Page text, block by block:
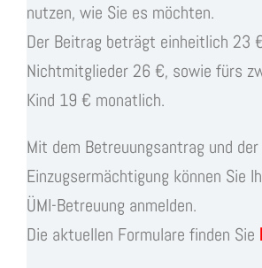
nutzen, wie Sie es möchten.
Der Beitrag beträgt einheitlich 23
Nichtmitglieder 26 €, sowie fürs
Kind 19 € monatlich.
Mit dem Betreuungsantrag und der
Einzugsermächtigung können Sie
ÜMI-Betreuung anmelden.
Die aktuellen Formulare finden Sie